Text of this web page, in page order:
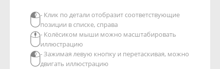
- Клик по детали отобразит соответствующие
позиции в списке, справа
- Колёсиком мыши можно масштабировать
иллюстрацию
- Зажимая левую кнопку и перетаскивая, можно
двигать иллюстрацию